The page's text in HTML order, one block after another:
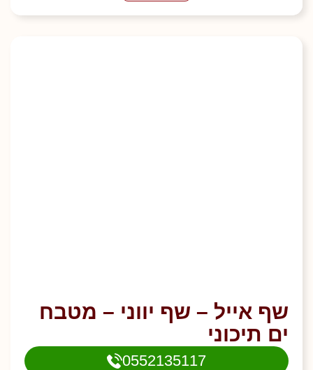
שף אייל – שף יווני – מטבח
ים תיכוני
0552135117